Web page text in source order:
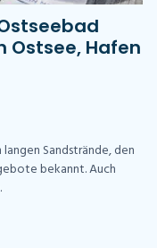
Ostsee, Hafen
Sandstrände, den
bekannt. Auch